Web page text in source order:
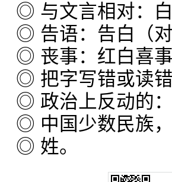
◎ 与文言相对：白
◎ 告语：告白（
◎ 丧事：红白喜
◎ 把字写错或读
◎ 政治上反动的
◎ 中国少数民族
◎ 姓。